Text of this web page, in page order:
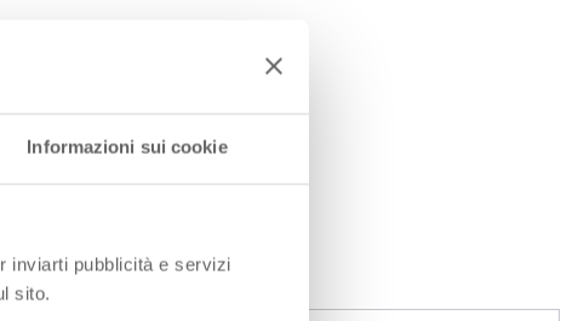
Informazioni sui cookie
inviarti pubblicità e servizi
sito.